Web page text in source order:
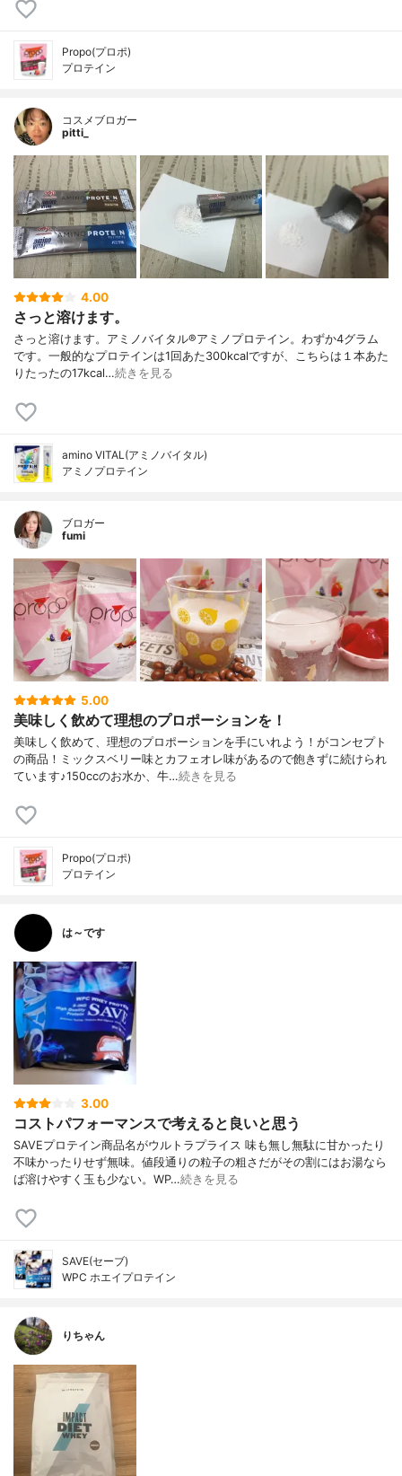
Propo(プロポ)
プロテイン
コスメブロガー
pitti_
4.00
さっと溶けます。
さっと溶けます。アミノバイタル®︎アミノプロテイン。わずか4グラム
です。一般的なプロテインは1回あた300kcalですが、こちらは１本あた
りたったの17kcal…続きを見る
amino VITAL(アミノバイタル)
アミノプロテイン
ブロガー
fumi
5.00
美味しく飲めて理想のプロポーションを！
美味しく飲めて、理想のプロポーションを手にいれよう！がコンセプト
の商品！ミックスベリー味とカフェオレ味があるので飽きずに続けられ
ています♪150ccのお水か、牛…続きを見る
Propo(プロポ)
プロテイン
は～です
3.00
コストパフォーマンスで考えると良いと思う
SAVEプロテイン商品名がウルトラプライス 味も無し無駄に甘かったり
不味かったりせず無味。値段通りの粒子の粗さだがその割にはお湯なら
ば溶けやすく玉も少ない。WP…続きを見る
SAVE(セーブ)
WPC ホエイプロテイン
りちゃん